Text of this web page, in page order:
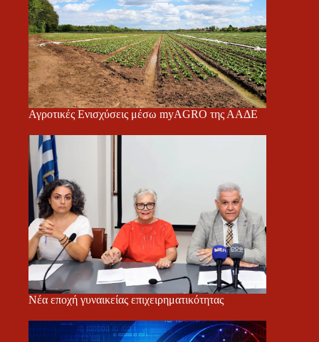
Αγροτικές Ενισχύσεις μέσω myAGRO της ΑΑΔΕ
Νέα εποχή γυναικείας επιχειρηματικότητας